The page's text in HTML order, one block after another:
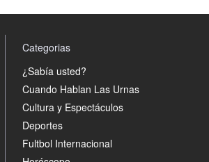
Categorias
¿Sabía usted?
Cuando Hablan Las Urnas
Cultura y Espectáculos
Deportes
Fultbol Internacional